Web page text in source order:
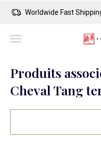
Worldwide Fast
Produits
Cheval Tang